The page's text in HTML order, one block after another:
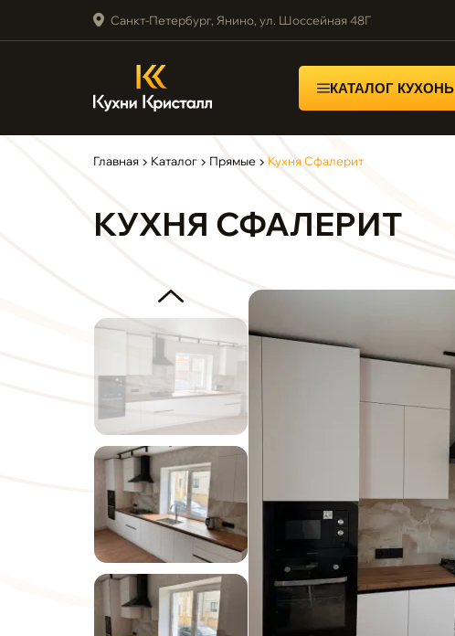
Санкт-Петербург, Янино, ул. Шоссейная 48Г
КАТАЛОГ КУХОНЬ
Главная ▶ Каталог ▶ Прямые ▶ Кухня Сфалерит
КУХНЯ СФАЛЕРИТ